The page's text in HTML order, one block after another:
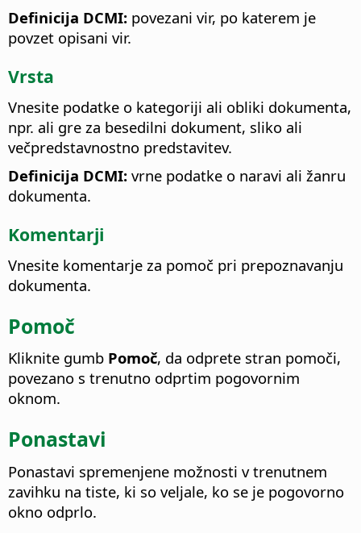
Definicija DCMI: povezani vir, po katerem je
povzet opisani vir.
Vrsta
Vnesite podatke o kategoriji ali obliki dokumenta,
npr. ali gre za besedilni dokument, sliko ali
večpredstavnostno predstavitev.
Definicija DCMI: vrne podatke o naravi ali žanru
dokumenta.
Komentarji
Vnesite komentarje za pomoč pri prepoznavanju
dokumenta.
Pomoč
Kliknite gumb Pomoč, da odprete stran pomoči,
povezano s trenutno odprtim pogovornim
oknom.
Ponastavi
Ponastavi spremenjene možnosti v trenutnem
zavihku na tiste, ki so veljale, ko se je pogovorno
okno odprlo.